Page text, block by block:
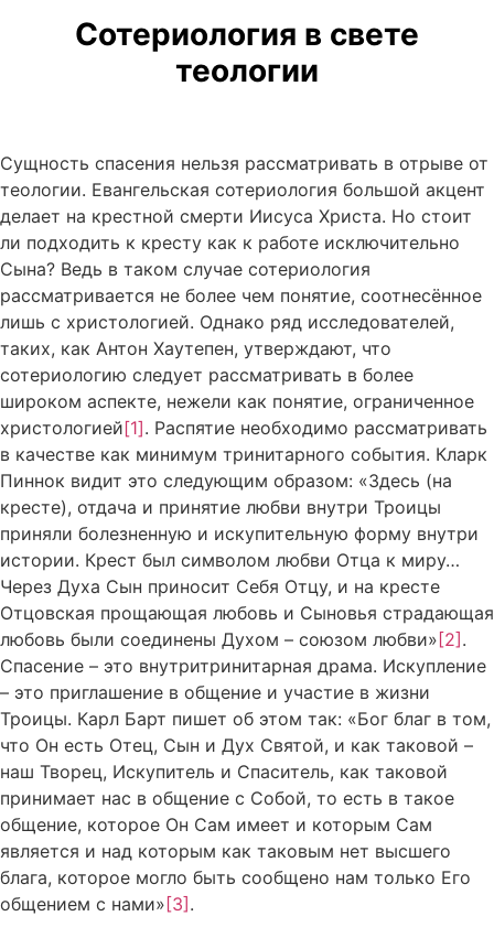
Сотериология в свете
теологии
Сущность спасения нельзя рассматривать в отрыве от
теологии. Евангельская сотериология большой акцент
делает на крестной смерти Иисуса Христа. Но стоит
ли подходить к кресту как к работе исключительно
Сына? Ведь в таком случае сотериология
рассматривается не более чем понятие, соотнесённое
лишь с христологией. Однако ряд исследователей,
таких, как Антон Хаутепен, утверждают, что
сотериологию следует рассматривать в более
широком аспекте, нежели как понятие, ограниченное
христологией[1]. Распятие необходимо рассматривать
в качестве как минимум тринитарного события. Кларк
Пиннок видит это следующим образом: «Здесь (на
кресте), отдача и принятие любви внутри Троицы
приняли болезненную и искупительную форму внутри
истории. Крест был символом любви Отца к миру…
Через Духа Сын приносит Себя Отцу, и на кресте
Отцовская прощающая любовь и Сыновья страдающая
любовь были соединены Духом – союзом любви»[2].
Спасение – это внутритринитарная драма. Искупление
– это приглашение в общение и участие в жизни
Троицы. Карл Барт пишет об этом так: «Бог благ в том,
что Он есть Отец, Сын и Дух Святой, и как таковой –
наш Творец, Искупитель и Спаситель, как таковой
принимает нас в общение с Собой, то есть в такое
общение, которое Он Сам имеет и которым Сам
является и над которым как таковым нет высшего
блага, которое могло быть сообщено нам только Его
общением с нами»[3].